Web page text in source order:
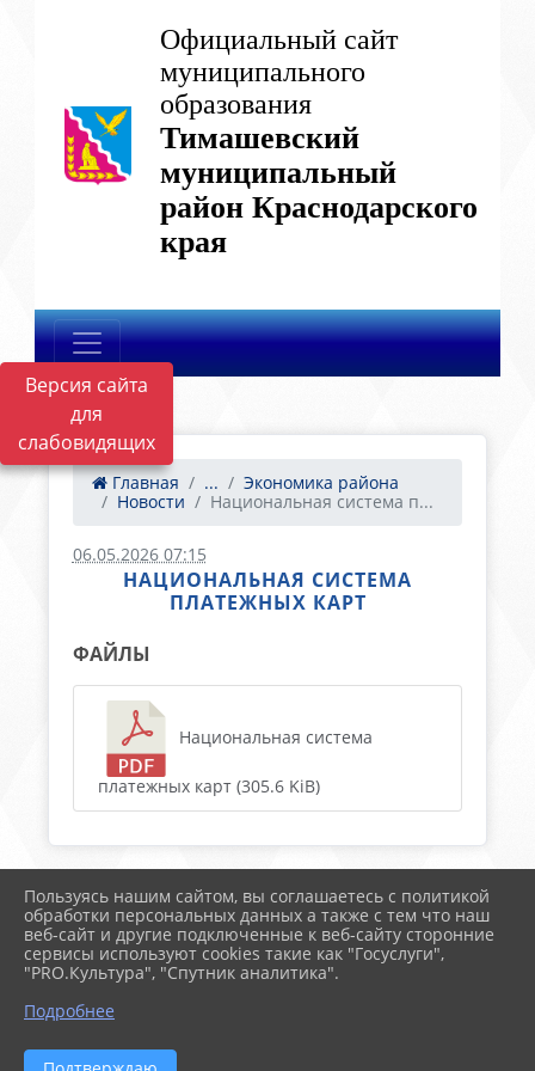
Версия сайта
для
слабовидящих
Официальный сайт
муниципального
образования
Тимашевский
муниципальный
район Краснодарского
края
Главная ...
Экономика района
Новости
Национальная система п...
06.05.2026 07:15
НАЦИОНАЛЬНАЯ СИСТЕМА
ПЛАТЕЖНЫХ КАРТ
ФАЙЛЫ
Национальная система
платежных карт (305.6 KiB)
2026 г. timregion.ru
Вход
Карта сайта
Политика обработки персональных данных
Сделано на KubCMS
Пользуясь нашим сайтом, вы соглашаетесь с политикой
обработки персональных данных а также с тем что наш
веб-сайт и другие подключенные к веб-сайту сторонние
сервисы используют cookies такие как "Госуслуги",
"PRO.Культура", "Спутник аналитика".
Подробнее